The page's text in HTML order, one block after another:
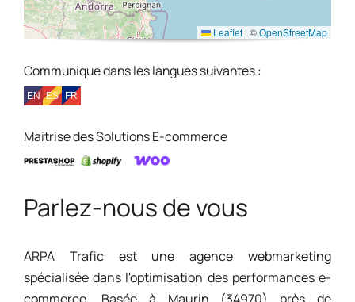
Leaflet | ©OpenStreetMap
Communique dans les langues suivantes :
Maitrise des Solutions E-commerce
Parlez-nous de vous
ARPA Trafic est une agence webmarketing
spécialisée dans l'optimisation des performances e-